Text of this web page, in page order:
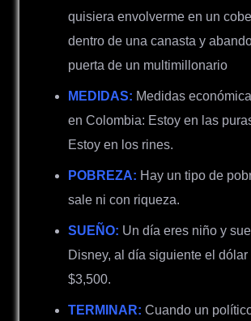
quisiera envolverme en un
dentro de una canasta y
puerta de un multimillonario
MEDIDAS: Medidas
en Colombia: Estoy en las
Estoy en los rines.
POBREZA: Hay un tipo de
sale ni con riqueza.
SUEÑO: Un día eres niño y
Disney, al día siguiente el dólar
$3,500.
TERMINAR: Cuando un